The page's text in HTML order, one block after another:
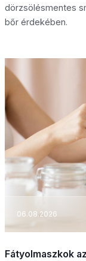
dörzsölésmentes
bőr érdekében.
06.08.2026
Fátyolmaszkok